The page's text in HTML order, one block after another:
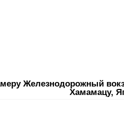
Железнодорожный
Хамамацу,